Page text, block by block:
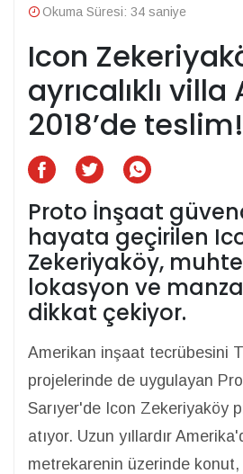
Okuma Süresi: 34 saniye
Icon
ayrıcalıklı villa
2018’de teslim!
Proto İnşaat
hayata geçirilen
Zekeriyaköy,
lokasyon ve
dikkat çekiyor.
Amerikan inşaat tecrübesini
projelerinde de uygulayan
Sarıyer'de Icon Zekeriyaköy
atıyor. Uzun yıllardır
metrekarenin üzerinde